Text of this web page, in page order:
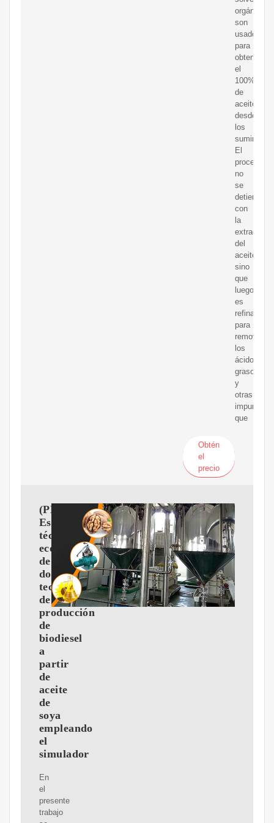
orgánicos
son
usados
para
obtener
el
100%
de
aceite
desde
los
El
proceso
no
se
detiene
con
la
extracción
del
aceite,
sino
que
luego
es
refinado
para
remover
los
ácidos
grasos
y
otras
impurezas
que
Obtén
el
precio
(PDF)
Estudio
técnico-
económico
de
dos
tecnologías
de
producción
de
biodiesel
a
partir
de
aceite
de
soya
empleando
el
simulador
En
el
presente
trabajo